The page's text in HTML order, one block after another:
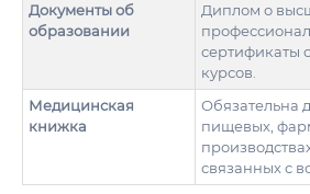
Документы об
образовании
Диплом о
сертификаты
курсов.
Медицинская
книжка
Обязательна
пищевых,
связанных с